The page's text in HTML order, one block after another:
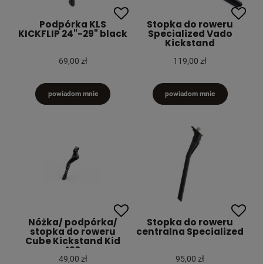
Podpórka KLS
KICKFLIP 24"-29" black
69,00 zł
powiadom mnie
Stopka do roweru
Specialized Vado
Kickstand
119,00 zł
powiadom mnie
Nóżka/ podpórka/
stopka do roweru
Cube Kickstand Kid
120
49,00 zł
Stopka do roweru
centralna Specialized
95,00 zł